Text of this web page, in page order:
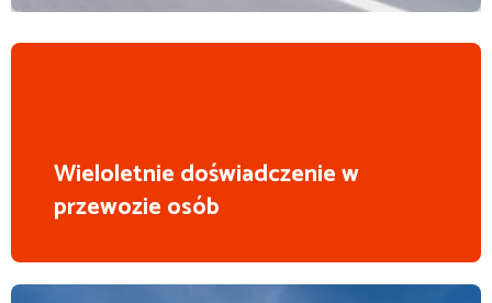
Wieloletnie doświadczenie w
przewozie osób